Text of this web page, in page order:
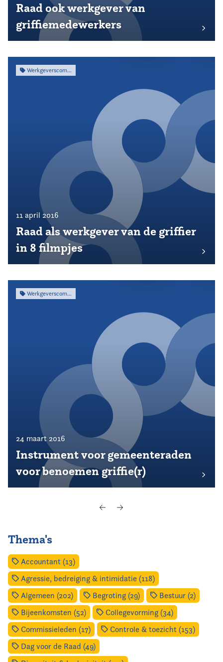
Raad ook werkgever van
griffiemedewerkers
Werkgeverscommissie
11 april 2016
Raad als werkgever van de griffier
in 8 filmpjes
Werkgeverscommissie
24 maart 2016
Instrument voor gemeenteraden
voor benoemen griffie(r)
Thema's
Accountant (13)
Agressie, bedreiging & intimidatie (118)
Algemeen (202)
Begroting (29)
Bestuur (2)
Bijeenkomsten (52)
Collegevorming (34)
Commissieleden (17)
Controle & toezicht (153)
Dag voor de Raad (49)